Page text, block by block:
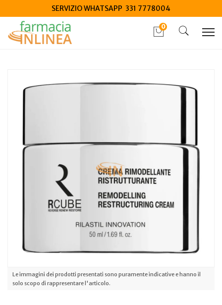
SERVIZIO WHATSAPP 331 7778004
0
Le immagini dei prodotti presentati sono puramente indicative e hanno il
solo scopo di rappresentare l'articolo.